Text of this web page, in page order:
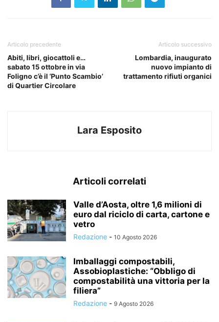
Articolo precedente
Abiti, libri, giocattoli e…
sabato 15 ottobre in via
Foligno c’è il ‘Punto Scambio’
di Quartier Circolare
Articolo successivo
Lombardia, inaugurato
nuovo impianto di
trattamento rifiuti organici
Lara Esposito
Articoli correlati
Valle d’Aosta, oltre 1,6 milioni di
euro dal riciclo di carta, cartone e
vetro
Redazione - 10 Agosto 2026
Imballaggi compostabili,
Assobioplastiche: “Obbligo di
compostabilità una vittoria per la
filiera”
Redazione - 9 Agosto 2026